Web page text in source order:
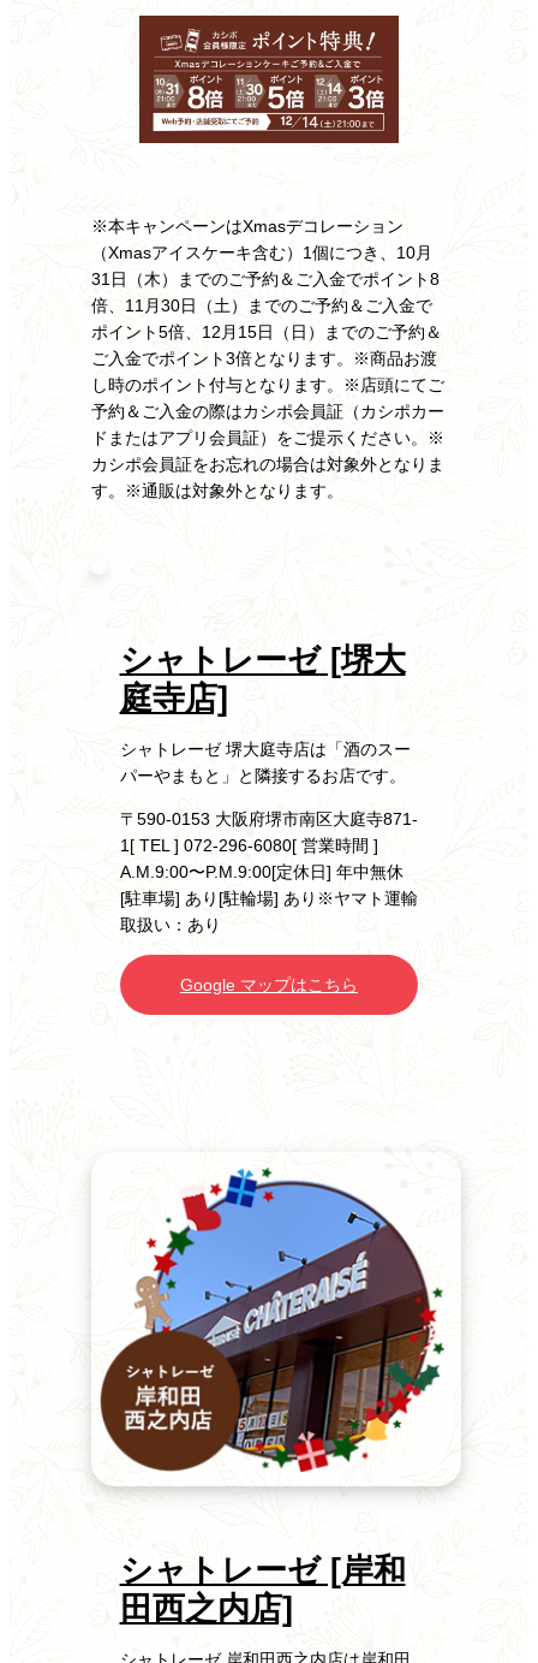
※本キャンペーンはXmasデコレーション
（Xmasアイスケーキ含む）1個につき、10月
31日（木）までのご予約＆ご入金でポイント8
倍、11月30日（土）までのご予約＆ご入金で
ポイント5倍、12月15日（日）までのご予約＆
ご入金でポイント3倍となります。※商品お渡
し時のポイント付与となります。※店頭にてご
予約＆ご入金の際はカシポ会員証（カシポカー
ドまたはアプリ会員証）をご提示ください。※
カシポ会員証をお忘れの場合は対象外となりま
す。※通販は対象外となります。
シャトレーゼ [堺大
庭寺店]
シャトレーゼ 堺大庭寺店は「酒のスー
パーやまもと」と隣接するお店です。
〒590-0153 大阪府堺市南区大庭寺871-
1 [ TEL ] 072-296-6080[ 営業時間 ]
A.M.9:00〜P.M.9:00[定休日] 年中無休
[駐車場] あり [駐輪場] あり ※ヤマト運輸
取扱い：あり
Google マップはこちら
シャトレーゼ [岸和
田西之内店]